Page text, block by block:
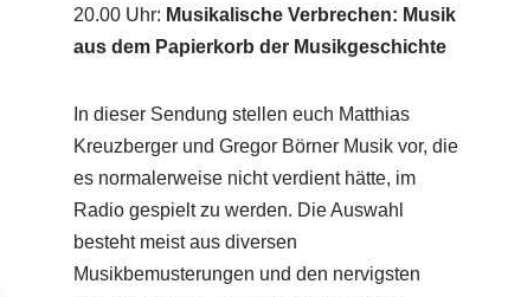
20.00 Uhr: Musikalische Verbrechen: Musik
aus dem Papierkorb der Musikgeschichte
In dieser Sendung stellen euch Matthias
Kreuzberger und Gregor Börner Musik vor, die
es normalerweise nicht verdient hätte, im
Radio gespielt zu werden. Die Auswahl
besteht meist aus diversen
Musikbemusterungen und den nervigsten